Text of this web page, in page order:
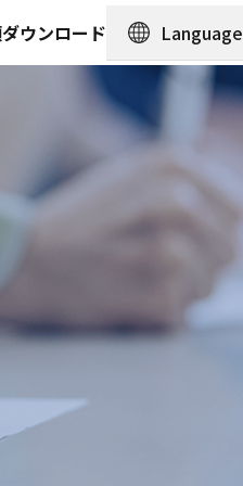
ウンロード Language